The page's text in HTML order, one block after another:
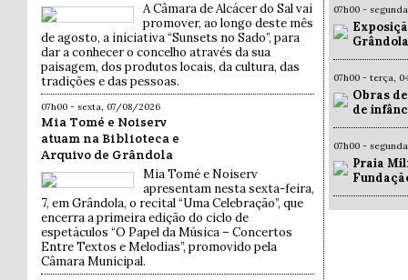
A Câmara de Alcácer do Sal vai
promover, ao longo deste mês
de agosto, a iniciativa “Sunsets no Sado”, para
dar a conhecer o concelho através da sua
paisagem, dos produtos locais, da cultura, das
tradições e das pessoas.
07h00 - sexta, 07/08/2026
Mia Tomé e Noiserv
atuam na Biblioteca e
Arquivo de Grândola
Mia Tomé e Noiserv
apresentam nesta sexta-feira,
7, em Grândola, o recital “Uma Celebração”, que
encerra a primeira edição do ciclo de
espetáculos “O Papel da Música – Concertos
Entre Textos e Melodias”, promovido pela
Câmara Municipal.
07h00 -
07h00 - terça,
Obras
de
07h00 -
Praia